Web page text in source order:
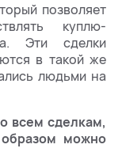
позволяет
куплю-
Эти сделки
в такой же
людьми на
всем сделкам,
можно